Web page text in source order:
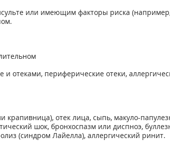
или имеющим факторы риска
отеками, периферические отеки,
отек лица, сыпь, макуло-
шок, бронхоспазм или диспноэ,
(синдром Лайелла), аллергический ринит.